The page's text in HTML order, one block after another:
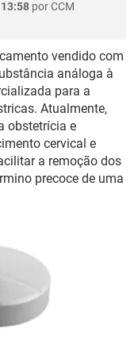
porCCM
vendido com
análoga à
para a
Atualmente,
obstetrícia e
cervical e
a remoção dos
precoce de uma